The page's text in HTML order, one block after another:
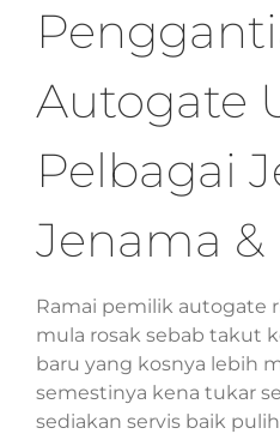
Autogate
Pelbagai
Jenama &
Ramai pemilik autogate
mula rosak sebab takut
baru yang kosnya lebih
semestinya kena tukar
sediakan servis baik